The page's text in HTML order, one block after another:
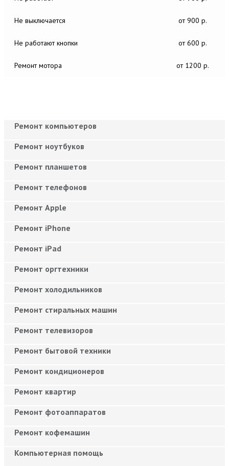
Не выключается от 900 р.
Не работают кнопки от 600 р.
Ремонт мотора от 1200 р.
Ремонт компьютеров
Ремонт ноутбуков
Ремонт планшетов
Ремонт телефонов
Ремонт Apple
Ремонт iPhone
Ремонт iPad
Ремонт оргтехники
Ремонт холодильников
Ремонт стиральных машин
Ремонт телевизоров
Ремонт бытовой техники
Ремонт кондиционеров
Ремонт квартир
Ремонт фотоаппаратов
Ремонт кофемашин
Компьютерная помощь